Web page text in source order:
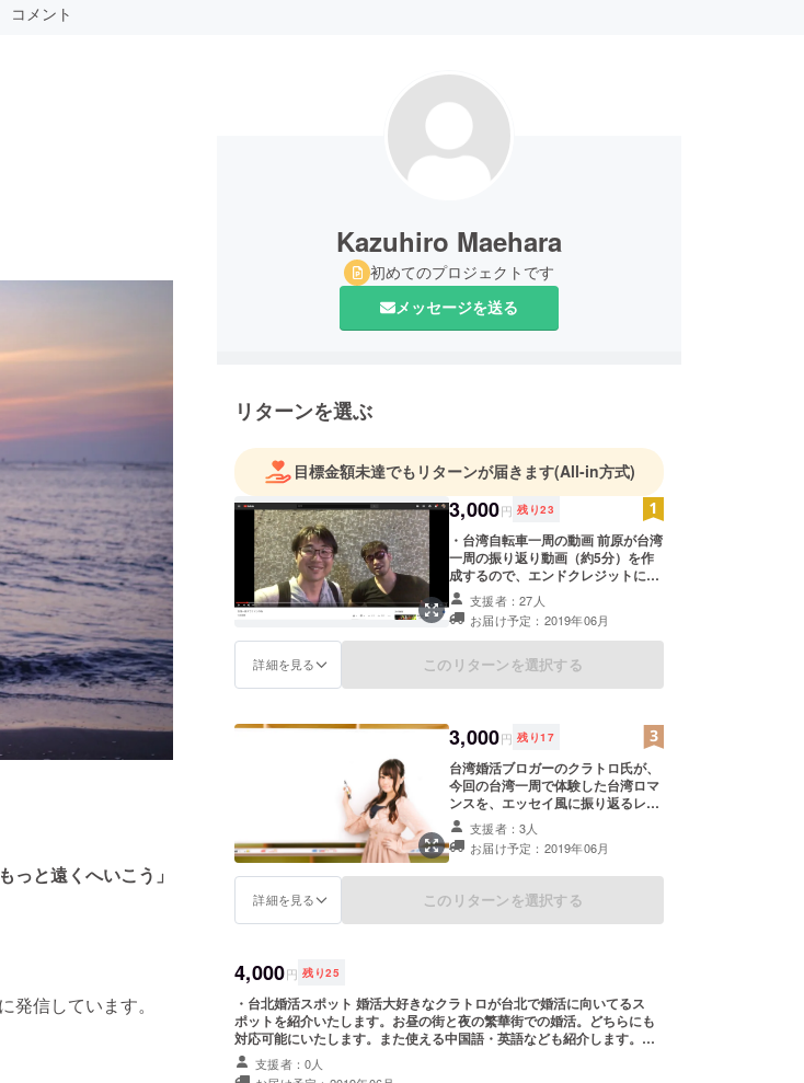
コメント
っと遠くへいこう」
信しています。
Kazuhiro Maehara
初めてのプロジェクトです
メッセージを送る
リターンを選ぶ
目標金額未達でもリターンが届きます(All-in方式)
3,000円 残り23
・台湾自転車一周の動画 前原が台湾
一周の振り返り動画（約5分）を作
成するので、エンドクレジットに名
前を入れさせていただきます。
（ニックネーム可） 動画はYouTube
にアップする予定です。 ※支援時、
必ず備考欄にご希望のお名前をご記
入ください。 記入のない場合は
支援者：27人
お届け予定：2019年06月
詳細を見る このリターンを選択する
3,000円 残り17
台湾婚活ブロガーのクラトロ氏が、
今回の台湾一周で体験した台湾ロマ
ンスを、エッセイ風に振り返るレ
ポートです。 台中編、台南編、台東
編、花蓮編の4都市を振り返りま
す。 自転車で100キロ漕いだ後、テ
ストステロン抜群のクラトロ氏は、
どのような形で婚活に励んだのか？
そしてどのように結果を出したの
か？ クラトロ氏のファン、必見の内
支援者：3人
お届け予定：2019年06月
詳細を見る このリターンを選択する
4,000円 残り25
・台北婚活スポット 婚活大好きなクラトロが台北で婚活に向いてるス
ポットを紹介いたします。お昼の街と夜の繁華街での婚活。どちらにも
対応可能にいたします。また使える中国語・英語なども紹介します。
【25コ】
支援者：0人